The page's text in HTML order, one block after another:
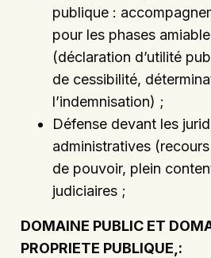
publique :
pour les phases
(déclaration d’utilité
de cessibilité,
l’indemnisation) ;
Défense devant les
administratives
de pouvoir, plein
judiciaires ;
DOMAINE PUBLIC ET
PROPRIETE PUBLIQUE,: